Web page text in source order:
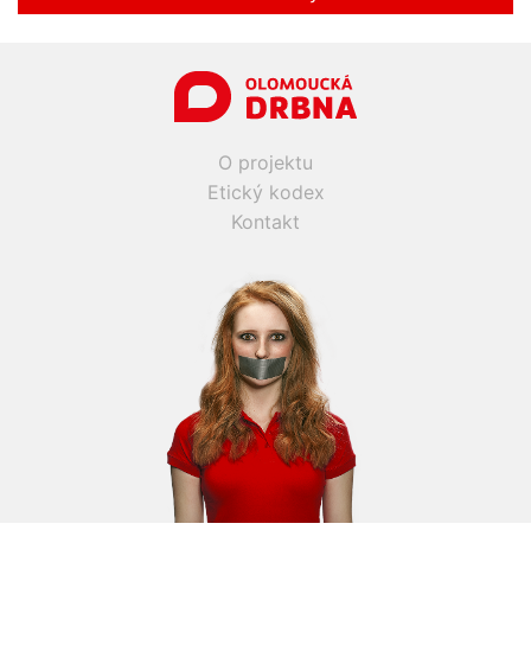
O projektu
Etický kodex
Kontakt